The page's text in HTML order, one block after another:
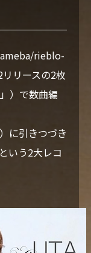
rieblo-
リースの2枚
）で数曲編
に引きつづき
いう2大レコ